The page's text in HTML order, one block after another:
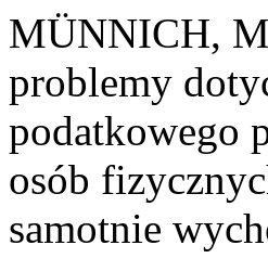
MÜNNICH,
problemy
podatkowego
osób
samotnie